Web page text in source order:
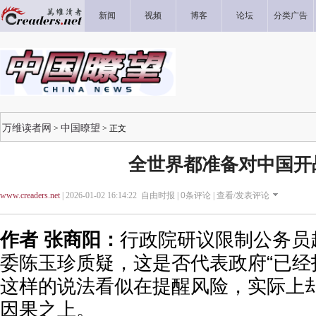
新闻 视频 博客 论坛 分类广告
万维读者网 > 中国瞭望 > 正文
全世界都准备对中国开
www.creaders.net| 2026-01-02 16:14:22 自由时报 | 0条评论 | 查看/发表评论
作者 张商阳： 行政院研议限制公务
委陈玉珍质疑，这是否代表政府“已
这样的说法看似在提醒风险，实际上
因果之上。